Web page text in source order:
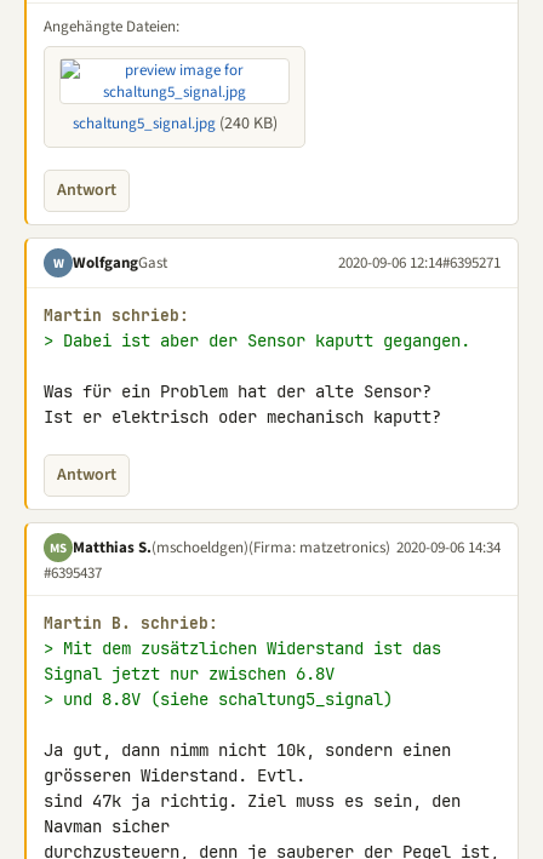
Angehängte Dateien:
schaltung5_signal.jpg(240 KB)
Antwort
W WolfgangGast 2020-09-06 12:14#6395271
Martin schrieb:
> Dabei ist aber der Sensor kaputt gegangen.
Was für ein Problem hat der alte Sensor?
Ist er elektrisch oder mechanisch kaputt?
Antwort
MS Matthias S.(mschoeldgen)(Firma: matzetronics) 2020-09-06 14:34
#6395437
Martin B. schrieb:
> Mit dem zusätzlichen Widerstand ist das
Signal jetzt nur zwischen 6.8V
> und 8.8V (siehe schaltung5_signal)
Ja gut, dann nimm nicht 10k, sondern einen
grösseren Widerstand. Evtl.
sind 47k ja richtig. Ziel muss es sein, den
Navman sicher
durchzusteuern, denn je sauberer der Pegel ist,